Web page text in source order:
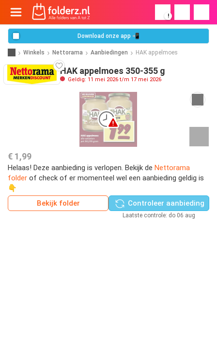
!
Download onze app 📲
Winkels Nettorama Aanbiedingen HAK appelmoes
HAK appelmoes 350-355 g
Geldig: 11 mei 2026 t/m 17 mei 2026
€ 1,99
Helaas! Deze aanbieding is verlopen. Bekijk de Nettorama
folder of check of er momenteel wel een aanbieding geldig is
👇
Bekijk folder
Controleer aanbieding
Laatste controle: do 06 aug